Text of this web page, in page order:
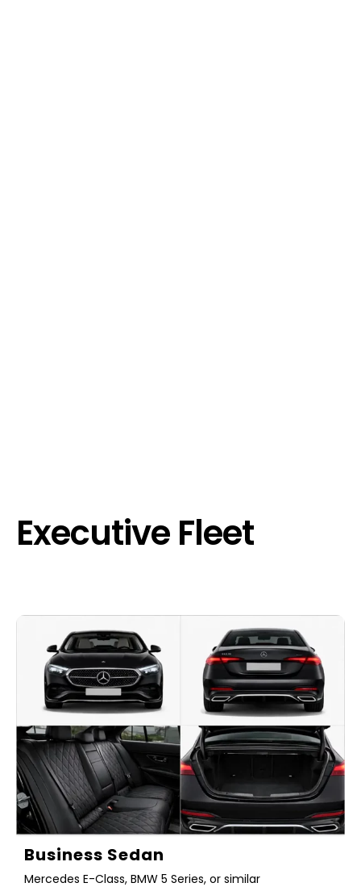
Executive Fleet
Business Sedan
Mercedes E-Class, BMW 5 Series, or similar